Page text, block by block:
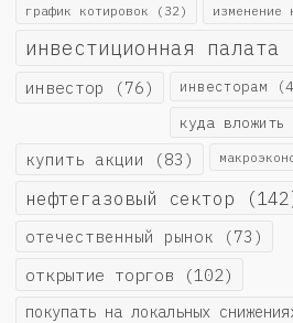
график котировок (32) изменение
инвестиционная палата
инвестор (76) инвесторам
куда вложить
купить акции (83)
нефтегазовый сектор
отечественный рынок (73)
открытие торгов (102)
покупать на локальных